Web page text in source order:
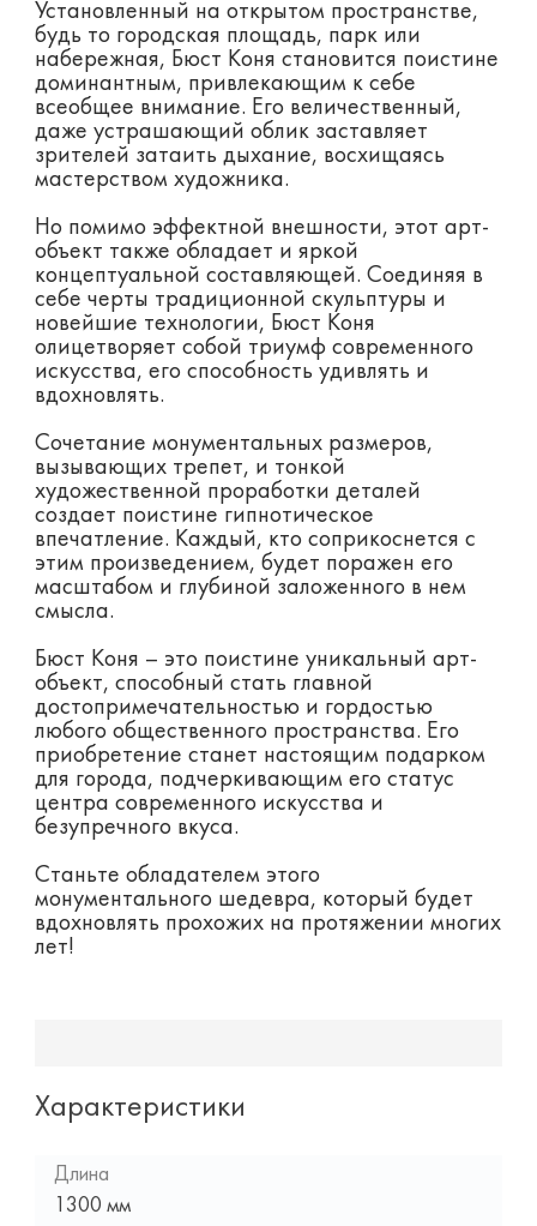
Установленный на открытом пространстве,
будь то городская площадь, парк или
набережная, Бюст Коня становится поистине
доминантным, привлекающим к себе
всеобщее внимание. Его величественный,
даже устрашающий облик заставляет
зрителей затаить дыхание, восхищаясь
мастерством художника.
Но помимо эффектной внешности, этот арт-
объект также обладает и яркой
концептуальной составляющей. Соединяя в
себе черты традиционной скульптуры и
новейшие технологии, Бюст Коня
олицетворяет собой триумф современного
искусства, его способность удивлять и
вдохновлять.
Сочетание монументальных размеров,
вызывающих трепет, и тонкой
художественной проработки деталей
создает поистине гипнотическое
впечатление. Каждый, кто соприкоснется с
этим произведением, будет поражен его
масштабом и глубиной заложенного в нем
смысла.
Бюст Коня – это поистине уникальный арт-
объект, способный стать главной
достопримечательностью и гордостью
любого общественного пространства. Его
приобретение станет настоящим подарком
для города, подчеркивающим его статус
центра современного искусства и
безупречного вкуса.
Станьте обладателем этого
монументального шедевра, который будет
вдохновлять прохожих на протяжении многих
лет!
Характеристики
Длина
1300 мм